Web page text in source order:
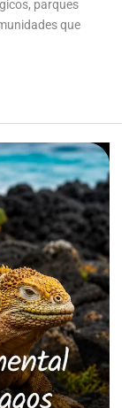
parques
que